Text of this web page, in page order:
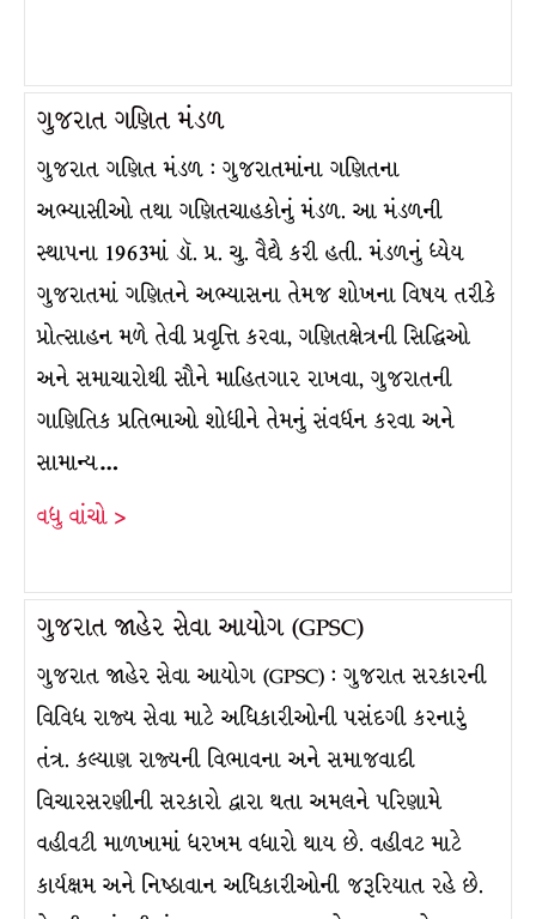
ગુજરાત ગણિત મંડળ
ગુજરાત ગણિત મંડળ : ગુજરાતમાંના ગણિતના
અભ્યાસીઓ તથા ગણિતચાહકોનું મંડળ. આ મંડળની
સ્થાપના 1963માં ડૉ. પ્ર. ચુ. વૈદ્યે કરી હતી. મંડળનું ધ્યેય
ગુજરાતમાં ગણિતને અભ્યાસના તેમજ શોખના વિષય તરીકે
પ્રોત્સાહન મળે તેવી પ્રવૃત્તિ કરવા, ગણિતક્ષેત્રની સિદ્ધિઓ
અને સમાચારોથી સૌને માહિતગાર રાખવા, ગુજરાતની
ગાણિતિક પ્રતિભાઓ શોધીને તેમનું સંવર્ધન કરવા અને
સામાન્ય…
વધુ વાંચો >
ગુજરાત જાહેર સેવા આયોગ (GPSC)
ગુજરાત જાહેર સેવા આયોગ (GPSC) : ગુજરાત સરકારની
વિવિધ રાજ્ય સેવા માટે અધિકારીઓની પસંદગી કરનારું
તંત્ર. કલ્યાણ રાજ્યની વિભાવના અને સમાજવાદી
વિચારસરણીની સરકારો દ્વારા થતા અમલને પરિણામે
વહીવટી માળખામાં ધરખમ વધારો થાય છે. વહીવટ માટે
કાર્યક્ષમ અને નિષ્ઠાવાન અધિકારીઓની જરૂરિયાત રહે છે.